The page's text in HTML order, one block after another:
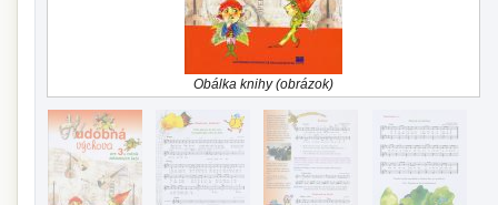
Obálka knihy (obrázok)